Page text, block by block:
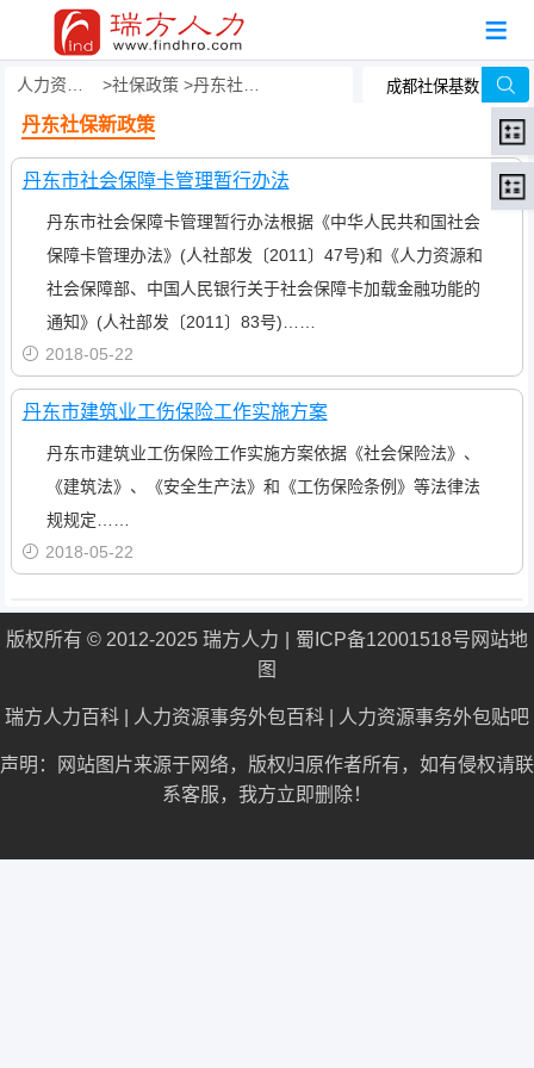
社保政策 丹东社保新政策
丹东社保新政策
丹东市社会保障卡管理暂行办法
丹东市社会保障卡管理暂行办法根据《中华人民共和国社会
保障卡管理办法》(人社部发〔2011〕47号)和《人力资源和
社会保障部、中国人民银行关于社会保障卡加载金融功能的
通知》(人社部发〔2011〕83号)……
2018-05-22
丹东市建筑业工伤保险工作实施方案
丹东市建筑业工伤保险工作实施方案依据《社会保险法》、
《建筑法》、《安全生产法》和《工伤保险条例》等法律法
规规定……
2018-05-22
版权所有 © 2012-2025 瑞方人力 蜀ICP备12001518号 网站地
图
瑞方人力百科 人力资源事务外包百科 人力资源事务外包贴吧
声明：网站图片来源于网络，版权归原作者所有，如有侵权请联
系客服，我方立即删除！